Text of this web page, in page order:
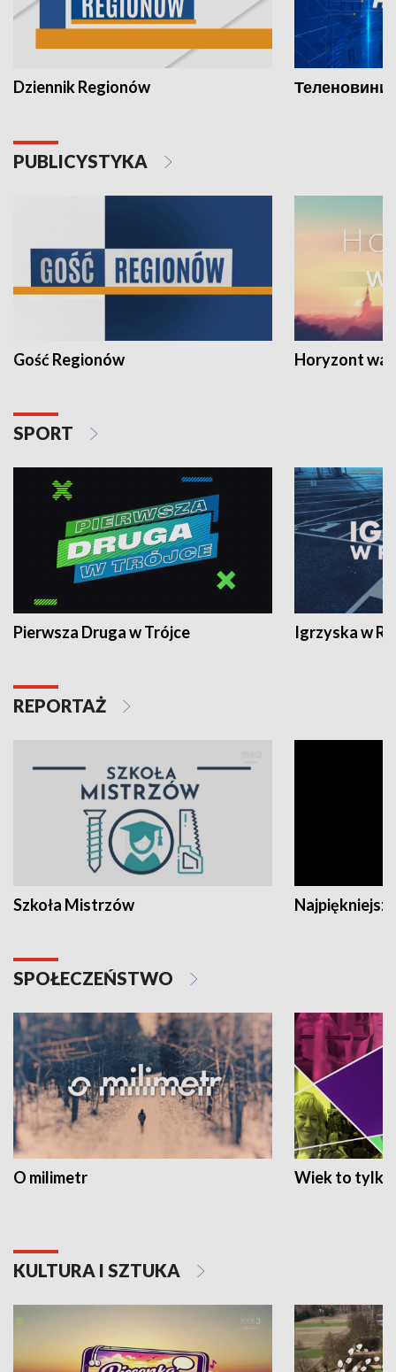
Dziennik Regionów Теленовини
PUBLICYSTYKA
Gość Regionów Horyzont
SPORT
Pierwsza Druga w Trójce Igrzyska w
REPORTAŻ
Szkoła Mistrzów
SPOŁECZEŃSTWO
O milimetr Wiek to tylko
KULTURA I SZTUKA